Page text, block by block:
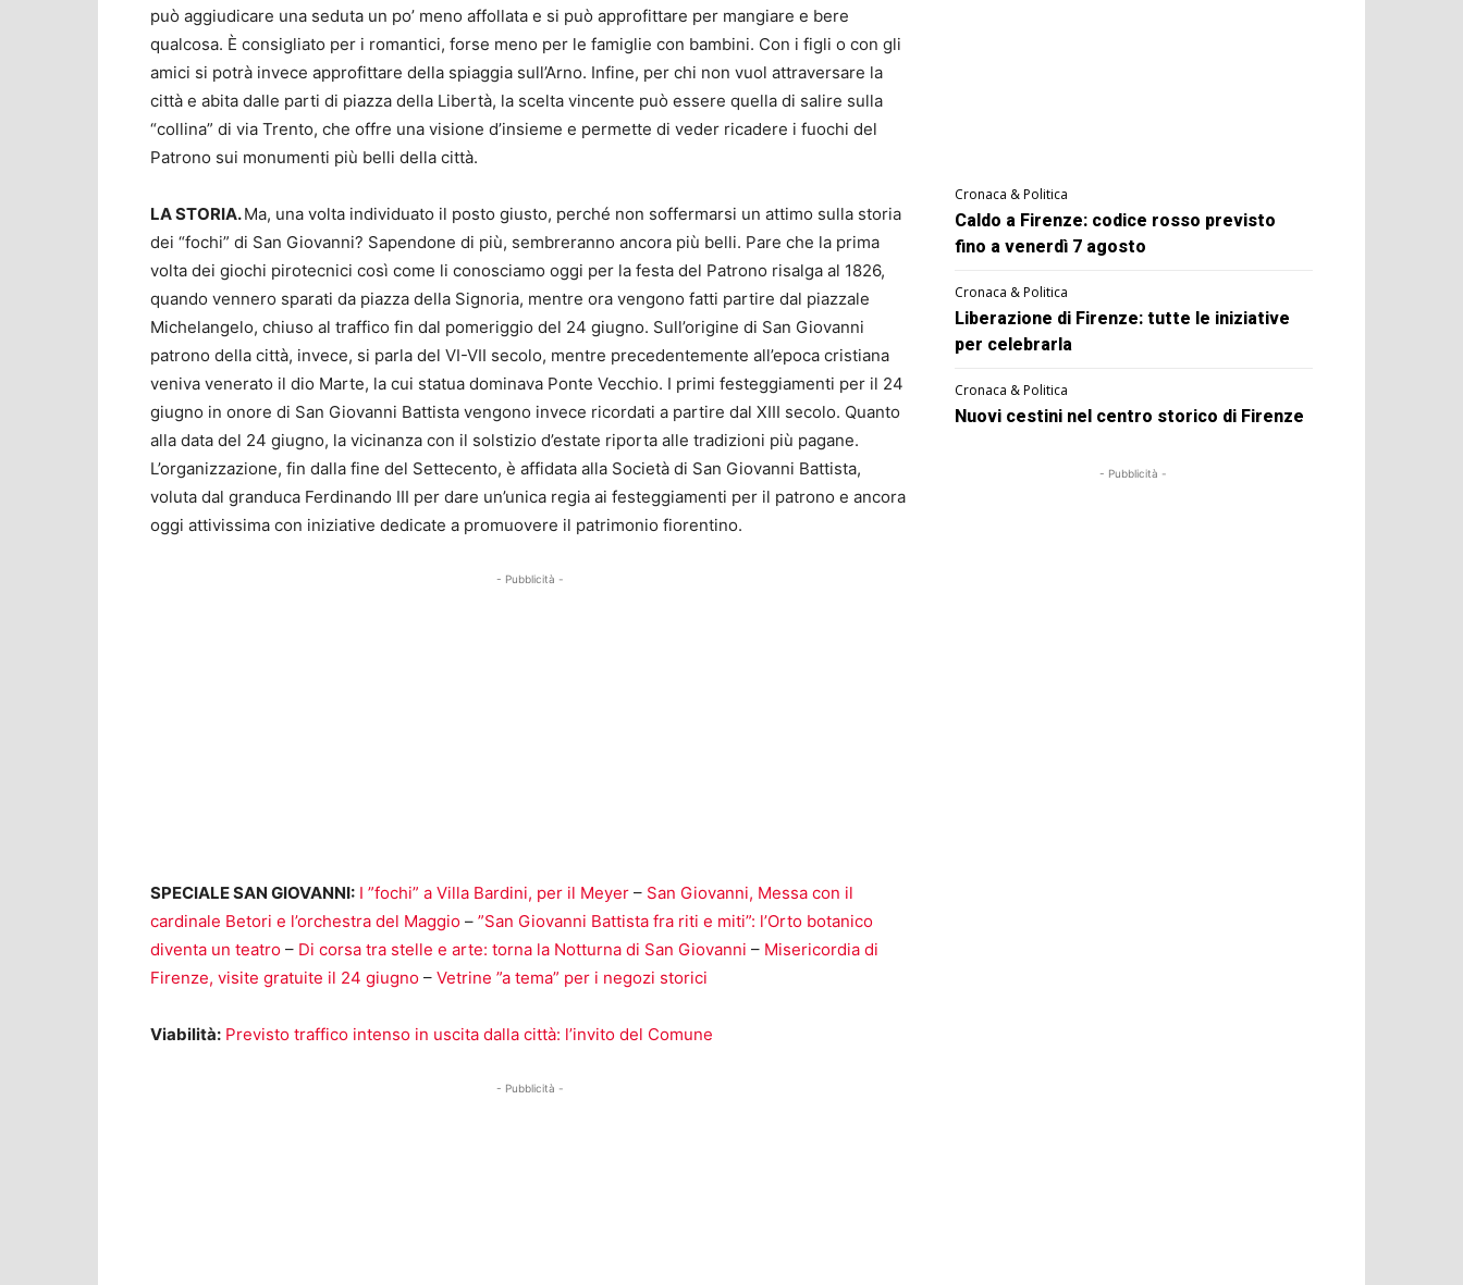
può aggiudicare una seduta un po’ meno affollata e si può approfittare per mangiare e bere
qualcosa. È consigliato per i romantici, forse meno per le famiglie con bambini. Con i figli o con gli
amici si potrà invece approfittare della spiaggia sull’Arno. Infine, per chi non vuol attraversare la
città e abita dalle parti di piazza della Libertà, la scelta vincente può essere quella di salire sulla
“collina” di via Trento, che offre una visione d’insieme e permette di veder ricadere i fuochi del
Patrono sui monumenti più belli della città.
LA STORIA.Ma, una volta individuato il posto giusto, perché non soffermarsi un attimo sulla storia
dei “fochi” di San Giovanni? Sapendone di più, sembreranno ancora più belli. Pare che la prima
volta dei giochi pirotecnici così come li conosciamo oggi per la festa del Patrono risalga al 1826,
quando vennero sparati da piazza della Signoria, mentre ora vengono fatti partire dal piazzale
Michelangelo, chiuso al traffico fin dal pomeriggio del 24 giugno. Sull’origine di San Giovanni
patrono della città, invece, si parla del VI-VII secolo, mentre precedentemente all’epoca cristiana
veniva venerato il dio Marte, la cui statua dominava Ponte Vecchio. I primi festeggiamenti per il 24
giugno in onore di San Giovanni Battista vengono invece ricordati a partire dal XIII secolo. Quanto
alla data del 24 giugno, la vicinanza con il solstizio d’estate riporta alle tradizioni più pagane.
L’organizzazione, fin dalla fine del Settecento, è affidata alla Società di San Giovanni Battista,
voluta dal granduca Ferdinando III per dare un’unica regia ai festeggiamenti per il patrono e ancora
oggi attivissima con iniziative dedicate a promuovere il patrimonio fiorentino.
- Pubblicità -
SPECIALE SAN GIOVANNI: I ”fochi” a Villa Bardini, per il Meyer – San Giovanni, Messa con il
cardinale Betori e l’orchestra del Maggio – ”San Giovanni Battista fra riti e miti”: l’Orto botanico
diventa un teatro – Di corsa tra stelle e arte: torna la Notturna di San Giovanni – Misericordia di
Firenze, visite gratuite il 24 giugno – Vetrine ”a tema” per i negozi storici
Viabilità: Previsto traffico intenso in uscita dalla città: l’invito del Comune
- Pubblicità -
Cronaca & Politica
Caldo a Firenze: codice rosso previsto
fino a venerdì 7 agosto
Cronaca & Politica
Liberazione di Firenze: tutte le iniziative
per celebrarla
Cronaca & Politica
Nuovi cestini nel centro storico di Firenze
- Pubblicità -